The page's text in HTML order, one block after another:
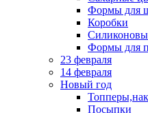
Формы для
Коробки
Формы для
23 февраля
14 февраля
Новый год
Посыпки